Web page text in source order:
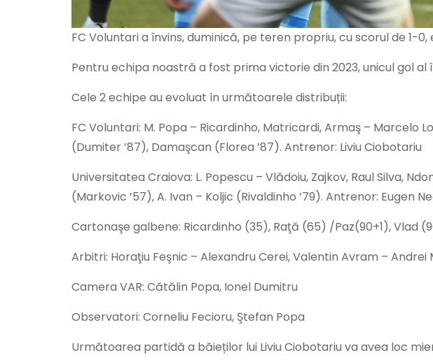
FC Voluntari a învins, duminică, pe teren propriu, cu scorul de 1-
Pentru echipa noastră a fost prima victorie din 2023, unicul gol
Cele 2 echipe au evoluat în următoarele distribuții:
FC Voluntari: M. Popa – Ricardinho, Matricardi, Armaş – Marcelo
(Dumiter ’87), Damaşcan (Florea ’87). Antrenor: Liviu Ciobotariu
Universitatea Craiova: L. Popescu – Vlădoiu, Zajkov, Raul Silva,
(Markovic ’57), A. Ivan – Koljic (Rivaldinho ’79). Antrenor: Eugen
Cartonaşe galbene: Ricardinho (35), Raţă (65) /Paz(90+1), Vlad
Arbitri: Horaţiu Feşnic – Alexandru Cerei, Valentin Avram – Andrei
Camera VAR: Cătălin Popa, Ionel Dumitru
Observatori: Corneliu Fecioru, Ştefan Popa
Următoarea partidă a băieților lui Liviu Ciobotariu va avea loc